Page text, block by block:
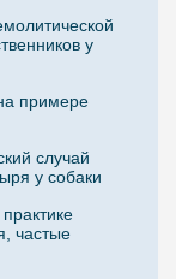
у
примере
случай
у собаки
частые